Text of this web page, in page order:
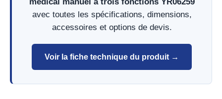
avec toutes les spécifications, dimensions,
accessoires et options de devis.
Voir la fiche technique du produit →